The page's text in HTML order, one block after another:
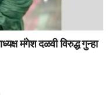
मंगेश दळवी विरुद्ध गुन्हा